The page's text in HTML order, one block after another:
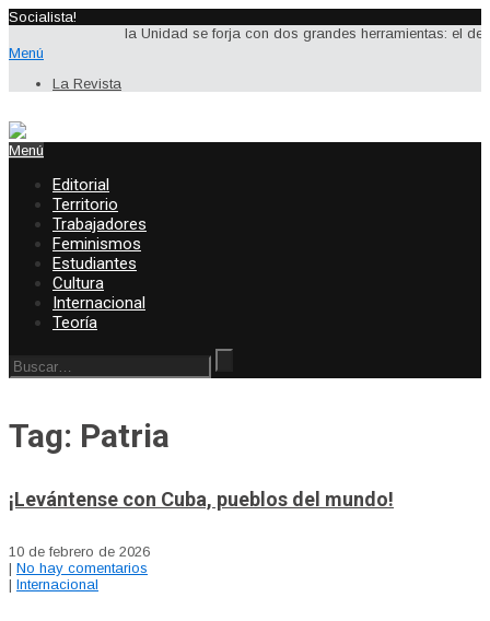
Socialista!
la Unidad se forja con dos grandes herramientas: el
Menú
La Revista
Menú
Editorial
Territorio
Trabajadores
Feminismos
Estudiantes
Cultura
Internacional
Teoría
Tag: Patria
¡Levántense con Cuba, pueblos del mundo!
10 de febrero de 2026
| No hay comentarios
| Internacional